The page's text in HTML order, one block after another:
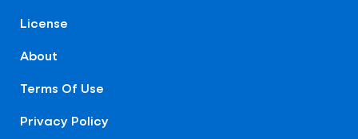
License
About
Terms Of Use
Privacy Policy